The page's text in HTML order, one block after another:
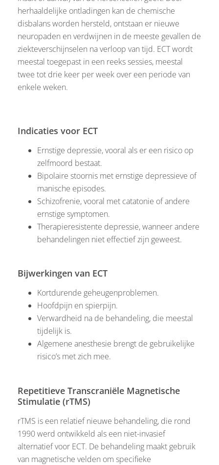
herhaaldelijke ontladingen kan de chemische
disbalans worden hersteld, ontstaan er nieuwe
neuropaden en verdwijnen in de meeste gevallen de
ziekteverschijnselen na verloop van tijd. ECT wordt
meestal toegepast in een reeks sessies, meestal
twee tot drie keer per week over een periode van
enkele weken.
Indicaties voor ECT
Ernstige depressie, vooral als er een risico op
zelfmoord bestaat.
Bipolaire stoornis met ernstige depressieve of
manische episodes.
Schizofrenie, vooral met catatonie of andere
ernstige symptomen.
Therapieresistente depressie, wanneer andere
behandelingen niet effectief zijn geweest.
Bijwerkingen van ECT
Kortdurende geheugenproblemen.
Hoofdpijn en spierpijn.
Verwardheid na de behandeling, die meestal
tijdelijk is.
Algemene anesthesie brengt de gebruikelijke
risico’s met zich mee.
Repetitieve Transcraniële Magnetische
Stimulatie (rTMS)
rTMS is een relatief nieuwe behandeling, die rond
1990 werd ontwikkeld als een niet-invasief
alternatief voor ECT. De behandeling maakt gebruik
van magnetische velden om specifieke